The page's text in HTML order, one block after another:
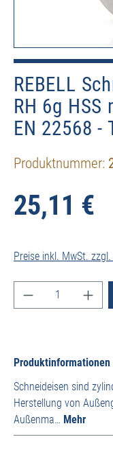
REBELL
RH 6g
EN 22568 -
Produktnummer:
25,11 €
Preise inkl. MwSt.
Produkt
Produktinformationen
Schneideisen sind
Herstellung von
Außenma… Mehr